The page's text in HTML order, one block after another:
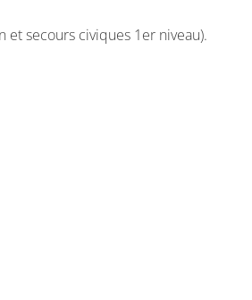
secours civiques 1er niveau).